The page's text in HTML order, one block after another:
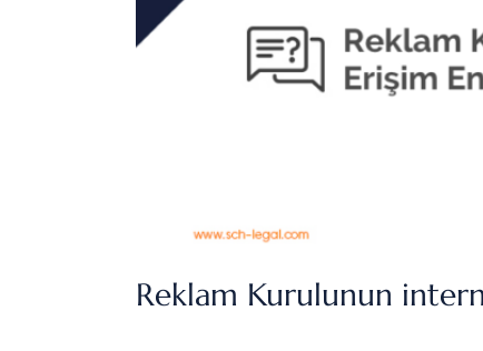
Reklam Kurulunun